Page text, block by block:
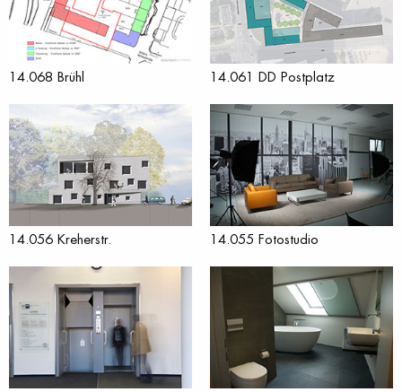
14.068 Brühl 14.061 DD Postplatz
14.056 Kreherstr. 14.055 Fotostudio